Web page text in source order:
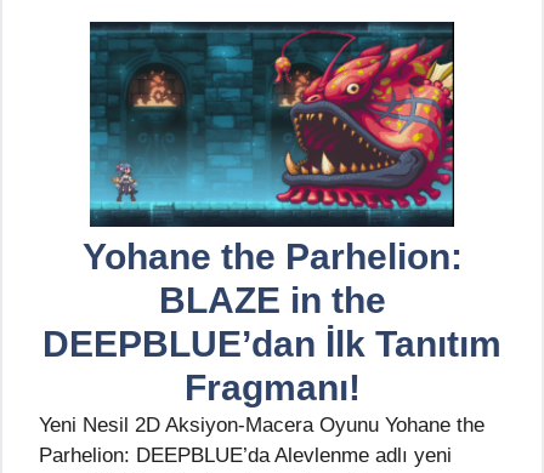
Yohane the Parhelion:
BLAZE in the
DEEPBLUE’dan İlk Tanıtım
Fragmanı!
Yeni Nesil 2D Aksiyon-Macera Oyunu Yohane the
Parhelion: DEEPBLUE’da Alevlenme adlı yeni